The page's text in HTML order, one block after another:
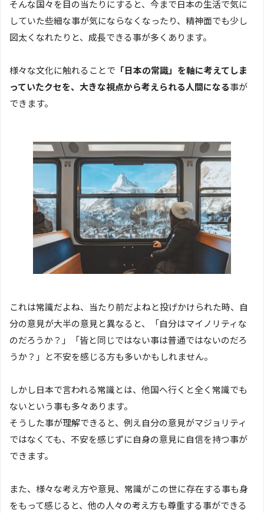
そんな国々を目の当たりにすると、今まで日本の生活で気に
していた些細な事が気にならなくなったり、精神面でも少し
図太くなれたりと、成長できる事が多くあります。
様々な文化に触れることで 「日本の常識」を軸に考えてしま
っていたクセを、大きな視点から考えられる人間になる事が
できます。
これは常識だよね、当たり前だよねと投げかけられた時、自
分の意見が大半の意見と異なると、「自分はマイノリティな
のだろうか？」「皆と同じではない事は普通ではないのだろ
うか？」と不安を感じる方も多いかもしれません。
しかし日本で言われる常識とは、他国へ行くと全く常識でも
ないという事も多々あります。
そうした事が理解できると、例え自分の意見がマジョリティ
ではなくても、不安を感じずに自身の意見に自信を持つ事が
できます。
また、様々な考え方や意見、常識がこの世に存在する事も身
をもって感じると、他の人々の考え方も尊重する事ができる